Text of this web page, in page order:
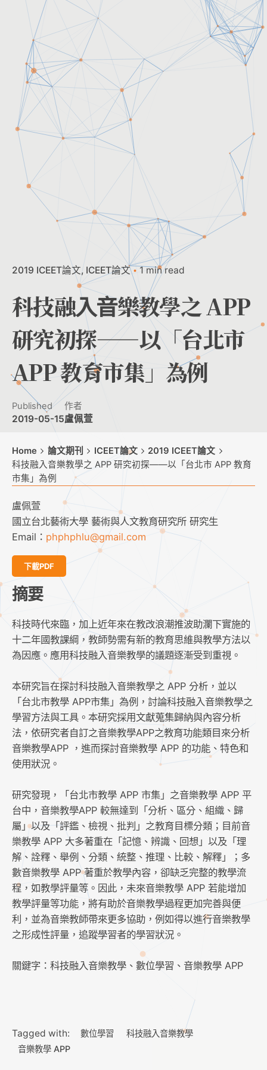
2019 ICEET論文 ICEET論文 1 min read
科技融⼊⾳樂教學之 APP
研究初探——以「台北市
APP 教育市集」為例
Published
2019-05-15
作者
盧佩萱
Home 論文期刊 ICEET論文
2019 ICEET論文
科技融⼊⾳樂教學之 APP 研究初探——以「台北市 APP 教育
市集」為例
盧佩萱
國⽴台北藝術⼤學 藝術與⼈⽂教育研究所 研究⽣
Email： phphphlu@gmail.com
下載PDF
摘要
科技時代來臨，加上近年來在教改浪潮推波助瀾下實施的
⼗⼆年國教課綱，教師勢需有新的教育思維與教學⽅法以
為因應。應⽤科技融⼊⾳樂教學的議題逐漸受到重視。
本研究旨在探討科技融⼊⾳樂教學之 APP 分析，並以
「台北市教學 APP市集」為例，討論科技融⼊⾳樂教學之
學習⽅法與⼯具。本研究採⽤⽂獻蒐集歸納與內容分析
法，依研究者⾃訂之⾳樂教學APP之教育功能類⽬來分析
⾳樂教學APP ，進⽽探討⾳樂教學 APP 的功能、特⾊和
使⽤狀況。
研究發現，「台北市教學 APP 市集」之⾳樂教學 APP 平
台中，⾳樂教學APP 較無達到「分析、區分、組織、歸
屬」以及「評鑑、檢視、批判」之教育⽬標分類；⽬前⾳
樂教學 APP ⼤多著重在「記憶、辨識、回想」以及「理
解、詮釋、舉例、分類、統整、推理、⽐較、解釋」；多
數⾳樂教學 APP 著重於教學內容，卻缺乏完整的教學流
程，如教學評量等。因此，未來⾳樂教學 APP 若能增加
教學評量等功能，將有助於⾳樂教學過程更加完善與便
利，並為⾳樂教師帶來更多協助，例如得以進⾏⾳樂教學
之形成性評量，追蹤學習者的學習狀況。
關鍵字：科技融⼊⾳樂教學、數位學習、⾳樂教學 APP
Tagged with: 數位學習
科技融⼊⾳樂教學
⾳樂教學 APP